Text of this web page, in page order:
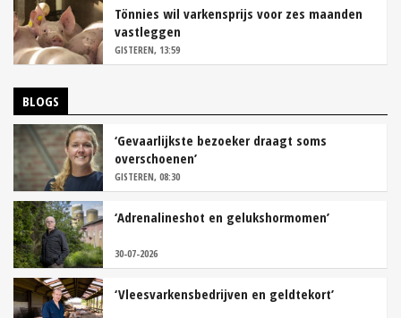
Tönnies wil varkensprijs voor zes maanden
vastleggen
GISTEREN, 13:59
BLOGS
‘Gevaarlijkste bezoeker draagt soms
overschoenen’
GISTEREN, 08:30
‘Adrenalineshot en gelukshormomen’
30-07-2026
‘Vleesvarkensbedrijven en geldtekort’